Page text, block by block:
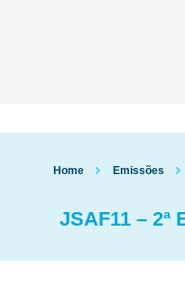
Home Emissões
JSAF11 – 2ª